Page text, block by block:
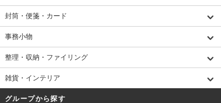
封筒・便箋・カード
事務小物
整理・収納・ファイリング
雑貨・インテリア
グループから探す